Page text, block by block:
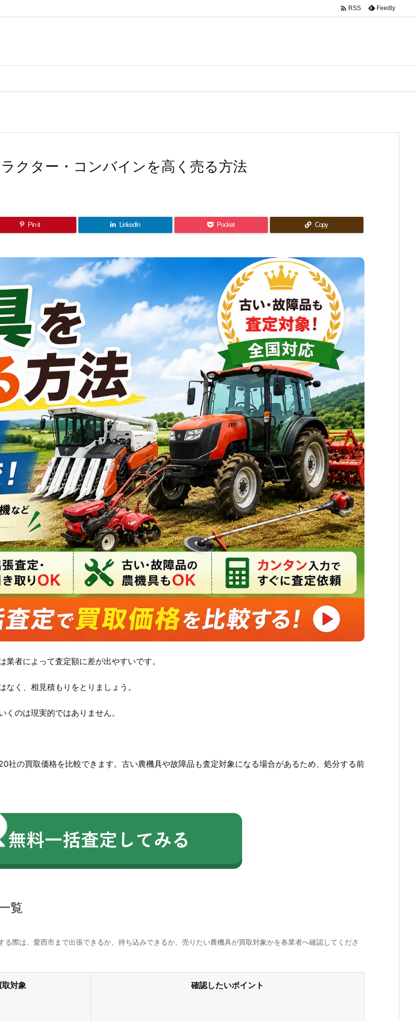
 RSS Feedly
クター・コンバインを高く売る方法
Pin it LinkedIn Pocket Copy
者によって査定額に差が出やすいです。
く、相見積もりをとりましょう。
のは現実的ではありません。
社の買取価格を比較できます。古い農機具や故障品も査定対象になる場合があるため、処分する前
覧
際は、愛西市まで出張できるか、持ち込みできるか、売りたい農機具が買取対象かを各業者へ確認してくださ
対象 確認したいポイント